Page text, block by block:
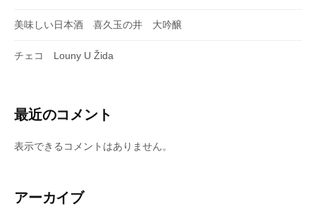
美味しい日本酒 喜久玉の井 大吟醸
チェコ Louny U Žida
最近のコメント
表示できるコメントはありません。
アーカイブ